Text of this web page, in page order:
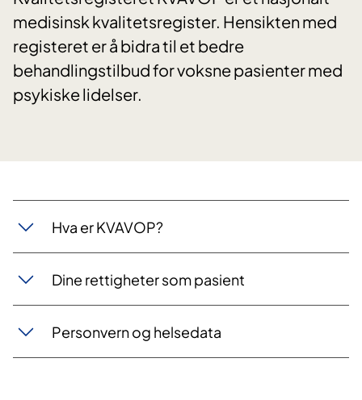
medisinsk kvalitetsregister. Hensikten med
registeret er å bidra til et bedre
behandlingstilbud for voksne pasienter med
psykiske lidelser.
Hva er KVAVOP?
Dine rettigheter som pasient
Personvern og helsedata